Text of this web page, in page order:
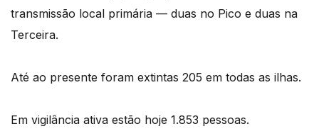
transmissão local primária — duas no Pico e duas na
Terceira.
Até ao presente foram extintas 205 em todas as ilhas.
Em vigilância ativa estão hoje 1.853 pessoas.